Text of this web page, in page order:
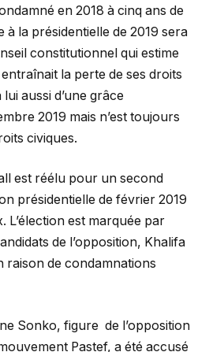
en 2018 à cinq ans de
à la présidentielle de 2019 sera
constitutionnel qui estime
la perte de ses droits
aussi d’une grâce
2019 mais n’est toujours
civiques.
est réélu pour un second
présidentielle de février 2019
L’élection est marquée par
de l’opposition, Khalifa
raison de condamnations
Sonko, figure de l’opposition
Pastef, a été accusé